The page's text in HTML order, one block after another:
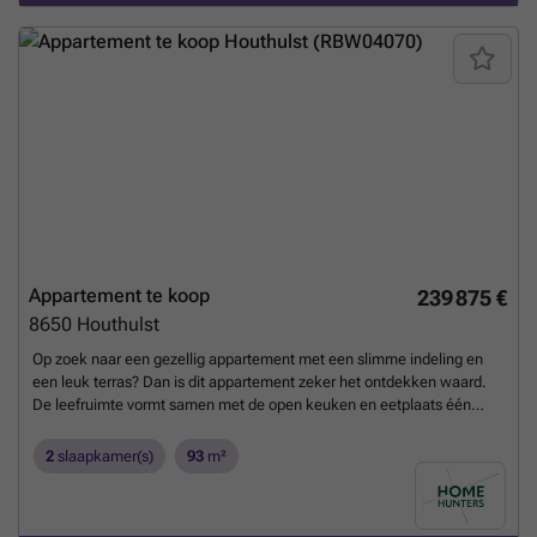
horeca, openbaar vervoer en andere voorzieningen zich op
wandelafstand. Een ideale woongelegenheid voor wie comfortabel wil
wonen op een centrale locatie.
Meer weten?
239 875 €
Appartement te koop
8650 Houthulst
Op zoek naar een gezellig appartement met een slimme indeling en
een leuk terras? Dan is dit appartement zeker het ontdekken waard.
De leefruimte vormt samen met de open keuken en eetplaats één
ontspannen. Dankzij de aansluiting op het terras trek je het
buitenleven er gewoon bij — ideaal voor een koffie in de ochtend of
een aperitiefje na het werk. Het appartement heeft twee comfortabele
slaapkamers, een badkamer, apart toilet en een handige technische
2 slaapkamer(s) 93 m²